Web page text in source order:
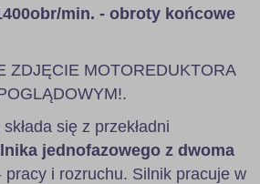
min. - obroty końcowe
ZDJĘCIE MOTOREDUKTORA
się z przekładni
jednofazowego z dwoma
pracy i rozruchu. Silnik pracuje w